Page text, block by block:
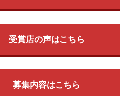
受賞店の声はこちら
募集内容はこちら